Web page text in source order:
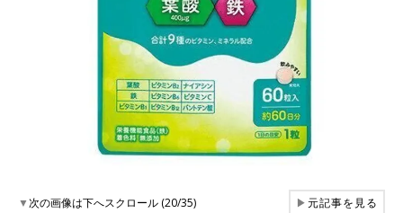
▼次の画像は下へスクロール (20/35) ▶元記事を見る